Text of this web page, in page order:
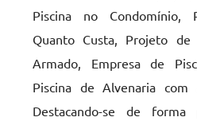
Piscina no Condomínio,
Quanto Custa, Projeto de
Armado, Empresa de
Piscina de Alvenaria com
Destacando-se de